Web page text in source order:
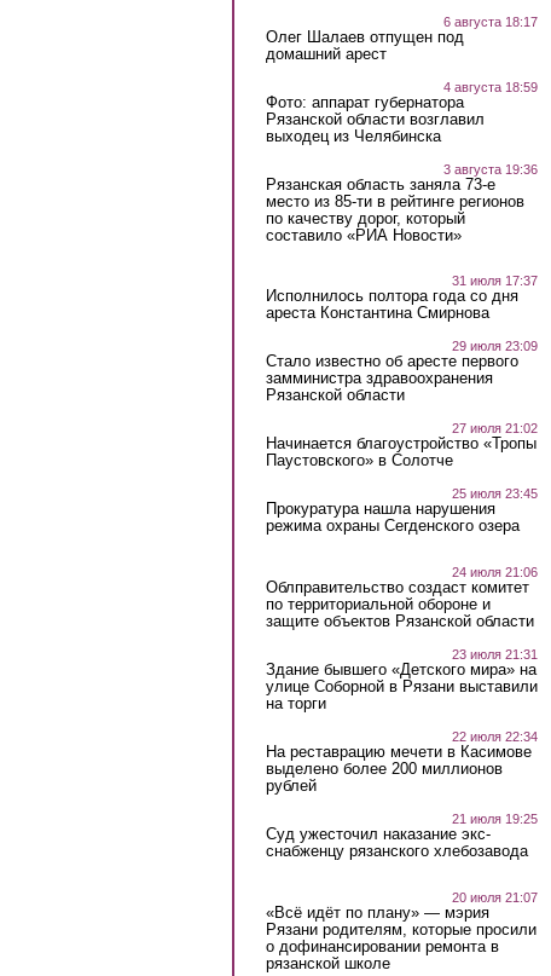
6 августа 18:17
Олег Шалаев отпущен под
домашний арест
4 августа 18:59
Фото: аппарат губернатора
Рязанской области возглавил
выходец из Челябинска
3 августа 19:36
Рязанская область заняла 73-е
место из 85-ти в рейтинге регионов
по качеству дорог, который
составило «РИА Новости»
31 июля 17:37
Исполнилось полтора года со дня
ареста Константина Смирнова
29 июля 23:09
Стало известно об аресте первого
замминистра здравоохранения
Рязанской области
27 июля 21:02
Начинается благоустройство «Тропы
Паустовского» в Солотче
25 июля 23:45
Прокуратура нашла нарушения
режима охраны Сегденского озера
24 июля 21:06
Облправительство создаст комитет
по территориальной обороне и
защите объектов Рязанской области
23 июля 21:31
Здание бывшего «Детского мира» на
улице Соборной в Рязани выставили
на торги
22 июля 22:34
На реставрацию мечети в Касимове
выделено более 200 миллионов
рублей
21 июля 19:25
Суд ужесточил наказание экс-
снабженцу рязанского хлебозавода
20 июля 21:07
«Всё идёт по плану» — мэрия
Рязани родителям, которые просили
о дофинансировании ремонта в
рязанской школе